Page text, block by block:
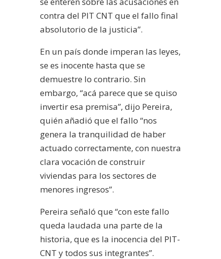
contra del PIT CNT que el fallo final
absolutorio de la justicia”.
En un país donde imperan las leyes,
se es inocente hasta que se
demuestre lo contrario. Sin
embargo, “acá parece que se quiso
invertir esa premisa”, dijo Pereira,
quién añadió que el fallo “nos
genera la tranquilidad de haber
actuado correctamente, con nuestra
clara vocación de construir
viviendas para los sectores de
menores ingresos”.
Pereira señaló que “con este fallo
queda laudada una parte de la
historia, que es la inocencia del PIT-
CNT y todos sus integrantes”.